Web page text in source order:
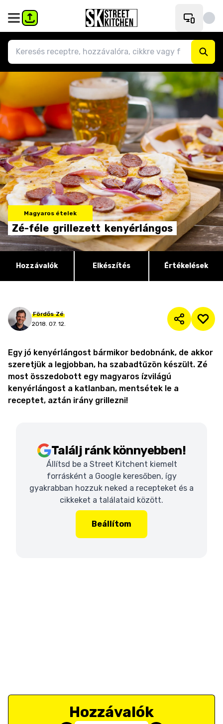
Magyaros ételek
Zé-féle grillezett kenyérlángos
Hozzávalók Elkészítés Értékelések
Fördős Zé
2018. 07. 12.
Egy jó kenyérlángost bármikor bedobnánk, de akkor
szeretjük a legjobban, ha szabadtűzön készült. Zé
most összedobott egy magyaros ízvilágú
kenyérlángost a katlanban, mentsétek le a
receptet, aztán irány grillezni!
Találj ránk könnyebben!
Állítsd be a Street Kitchent kiemelt
forrásként a Google keresőben, így
gyakrabban hozzuk neked a recepteket és a
cikkeket a találataid között.
Beállítom
Hozzávalók